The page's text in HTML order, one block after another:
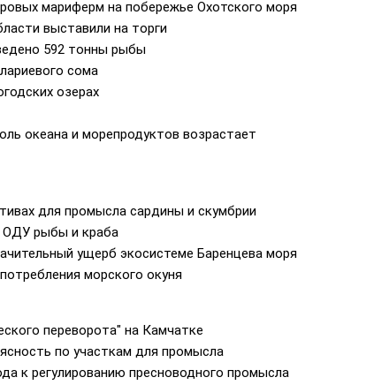
мариферм на побережье Охотского моря
выставили на торги
592 тонны рыбы
сома
озерах
океана и морепродуктов возрастает
для промысла сардины и скумбрии
ОДУ рыбы и краба
ущерб экосистеме Баренцева моря
морского окуня
переворота" на Камчатке
по участкам для промысла
к регулированию пресноводного промысла